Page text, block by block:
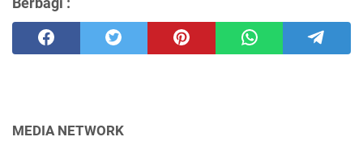
MEDIA NETWORK